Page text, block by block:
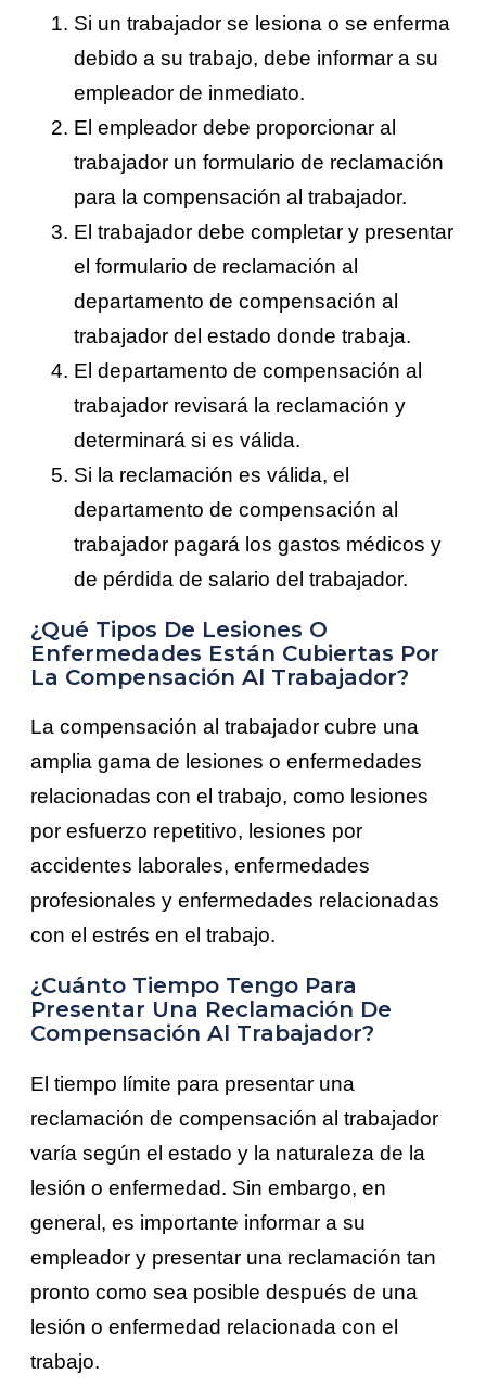
Si un trabajador se lesiona o se enferma
debido a su trabajo, debe informar a su
empleador de inmediato.
El empleador debe proporcionar al
trabajador un formulario de reclamación
para la compensación al trabajador.
El trabajador debe completar y presentar
el formulario de reclamación al
departamento de compensación al
trabajador del estado donde trabaja.
El departamento de compensación al
trabajador revisará la reclamación y
determinará si es válida.
Si la reclamación es válida, el
departamento de compensación al
trabajador pagará los gastos médicos y
de pérdida de salario del trabajador.
¿Qué Tipos De Lesiones O
Enfermedades Están Cubiertas Por
La Compensación Al Trabajador?
La compensación al trabajador cubre una
amplia gama de lesiones o enfermedades
relacionadas con el trabajo, como lesiones
por esfuerzo repetitivo, lesiones por
accidentes laborales, enfermedades
profesionales y enfermedades relacionadas
con el estrés en el trabajo.
¿Cuánto Tiempo Tengo Para
Presentar Una Reclamación De
Compensación Al Trabajador?
El tiempo límite para presentar una
reclamación de compensación al trabajador
varía según el estado y la naturaleza de la
lesión o enfermedad. Sin embargo, en
general, es importante informar a su
empleador y presentar una reclamación tan
pronto como sea posible después de una
lesión o enfermedad relacionada con el
trabajo.